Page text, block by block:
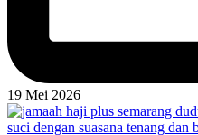
19 Mei 2026